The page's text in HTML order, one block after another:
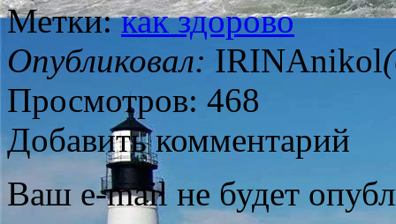
Метки:как здорово
Опубликовал: IRINAnikol
Просмотров: 468
Добавить комментарий
Ваш e-mail не будет